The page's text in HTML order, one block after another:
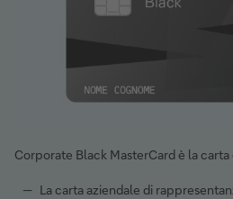
Corporate Black MasterCard è la
La carta aziendale di